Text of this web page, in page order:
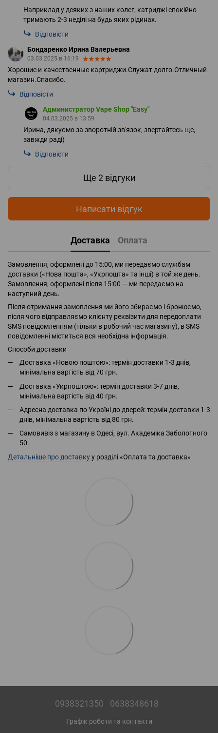
Наприклад у деяких з наших колег, катриджі спокійно
тримають 2-3 неділі на будь яких рідинах.
Відповісти
Бондаренко Ирина Валерьевна
03.03.2025 в 16:19
Хорошие и качественные картриджи.Служат долго.Отличный
магазин.Спасибо.
Відповісти
Администратор Vape Shop "Easy"
04.03.2025 в 13:59
Ирина, дякуємо за зворотній зв'язок, звертайтесь ще,
завжди раді)
Відповісти
Ще 2 відгуки
Написати відгук
Доставка Оплата
Замовлення, оформлені до 15:00, ми передаємо службам
доставки («Нова пошта», «Укрпошта» та інші) в той же день.
Замовлення, оформлені після 15:00 — ми передаємо на
наступний день.
Після отримання замовлення ми його збираємо і бронюємо,
після чого відправляємо клієнту реквізити для передоплати
SMS повідомленням (тільки в робочий час магазину), в SMS
повідомленні міститься вся необхідна інформація.
Способи доставки
Доставка «Новою поштою»: термін доставки 1-3 днів,
мінімальна вартість від 70 грн.
Доставка «Укрпоштою»: термін доставки 3-7 днів,
мінімальна вартість від 40 грн.
Адресна доставка по Україні до дверей: термін доставки 1-3
днів, мінімальна вартість від 80 грн.
Самовивіз з магазину в Одесі, вул. Академіка Заболотного
50.
Детальніше про доставкуу розділі «Оплата та доставка»
0938321350 0638348618
Графік роботи та контакти